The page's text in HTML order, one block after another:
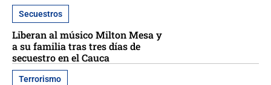
Secuestros
Liberan al músico Milton Mesa y
a su familia tras tres días de
secuestro en el Cauca
Terrorismo